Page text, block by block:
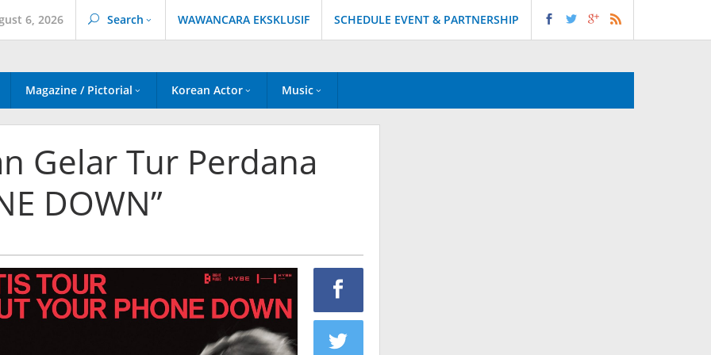
6, 2026 Search WAWANCARA EKSKLUSIF SCHEDULE EVENT & PARTNERSHIP
Magazine / Pictorial Korean Actor Music
Gelar Tur Perdana
DOWN”